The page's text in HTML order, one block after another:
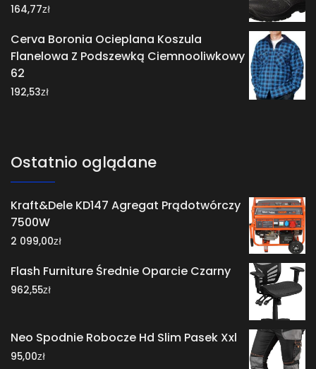
164,77zł
Cerva Boronia Ocieplana Koszula
Flanelowa Z Podszewką Ciemnooliwkowy
62
192,53zł
Ostatnio oglądane
Kraft&Dele KD147 Agregat Prądotwórczy
7500W
2 099,00zł
Flash Furniture Średnie Oparcie Czarny
962,55zł
Neo Spodnie Robocze Hd Slim Pasek Xxl
95,00zł